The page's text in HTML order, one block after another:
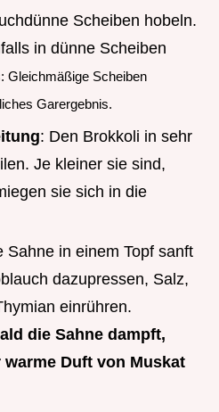
Scheiben hobeln.
in dünne Scheiben
Gleichmäßige Scheiben
Garergebnis.
: Den Brokkoli in sehr
Je kleiner sie sind,
sie sich in die
Sahne in einem Topf sanft
dazupressen, Salz,
einrühren.
die Sahne dampft,
Duft von Muskat